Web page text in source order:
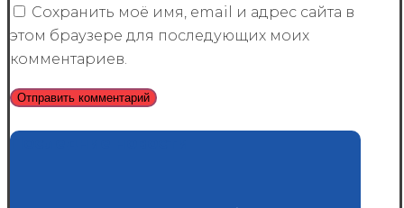
Сохранить моё имя, email и адрес сайта в
этом браузере для последующих моих
комментариев.
Последние новости